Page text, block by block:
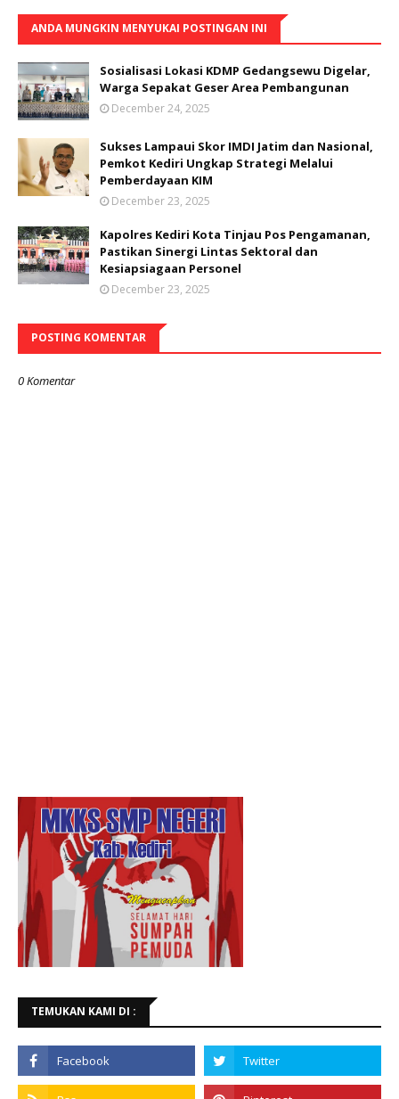
ANDA MUNGKIN MENYUKAI POSTINGAN INI
Sosialisasi Lokasi KDMP Gedangsewu Digelar,
Warga Sepakat Geser Area Pembangunan
December 24, 2025
Sukses Lampaui Skor IMDI Jatim dan Nasional,
Pemkot Kediri Ungkap Strategi Melalui
Pemberdayaan KIM
December 23, 2025
Kapolres Kediri Kota Tinjau Pos Pengamanan,
Pastikan Sinergi Lintas Sektoral dan
Kesiapsiagaan Personel
December 23, 2025
POSTING KOMENTAR
0 Komentar
TEMUKAN KAMI DI :